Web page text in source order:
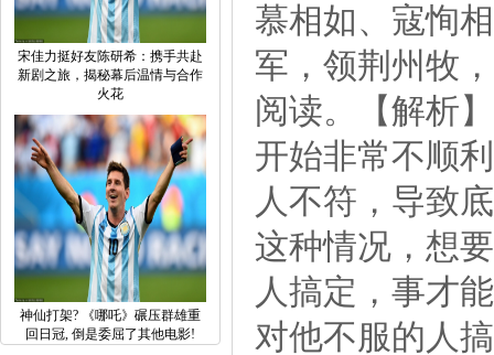
宋佳力挺好友陈研希：携手共赴
新剧之旅，揭秘幕后温情与合作
火花
神仙打架?《哪吒》碾压群雄重
回日冠,倒是委屈了其他电影!
慕相如、寇恂
军，领荆州牧
阅读。【解析
开始非常不顺
人不符，导致
这种情况，想
人搞定，事才
对他不服的人